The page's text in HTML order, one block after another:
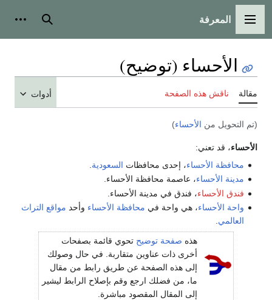
القائمة الرئيسية
المعرفة بحث
الأحساء (توضيح)
مقالة ناقش هذه الصفحة أدوات
(تم التحويل من الأحساء)
الأحساء، قد تعني:
محافظة الأحساء، إحدى محافظات السعودية
مدينة الأحساء، عاصمة محافظة الأحساء.
فندق الأحساء، فندق في مدينة الأحساء.
واحة الأحساء، هي واحة في محافظة الأحساء وأحد مواقع التراث
العالمي.
هذه صفحة توضيح تحوي قائمة بصفحات
أخرى ذات عناوين متقاربة. في حال وصولك
إلى هذه الصفحة عن طريق رابط من مقال
ما، من فضلك ارجع وقم بإصلاح الرابط ليشير
إلى المقال المقصود مباشرة.